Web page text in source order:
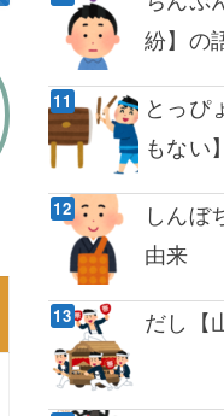
紛】の
とっぴ
もない
しんぼ
由来
だし【